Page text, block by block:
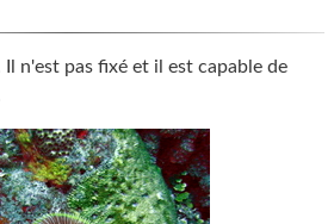
n'est pas fixé et il est capable de